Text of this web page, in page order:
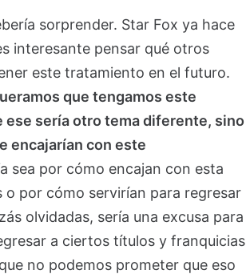
sorprender. Star Fox ya hace
interesante pensar qué otros
este tratamiento en el futuro.
que tengamos este
ese sería otro tema diferente, sino
encajarían con este
sea por cómo encajan con esta
o por cómo servirían para regresar
olvidadas, sería una excusa para
a ciertos títulos y franquicias
no podemos prometer que eso